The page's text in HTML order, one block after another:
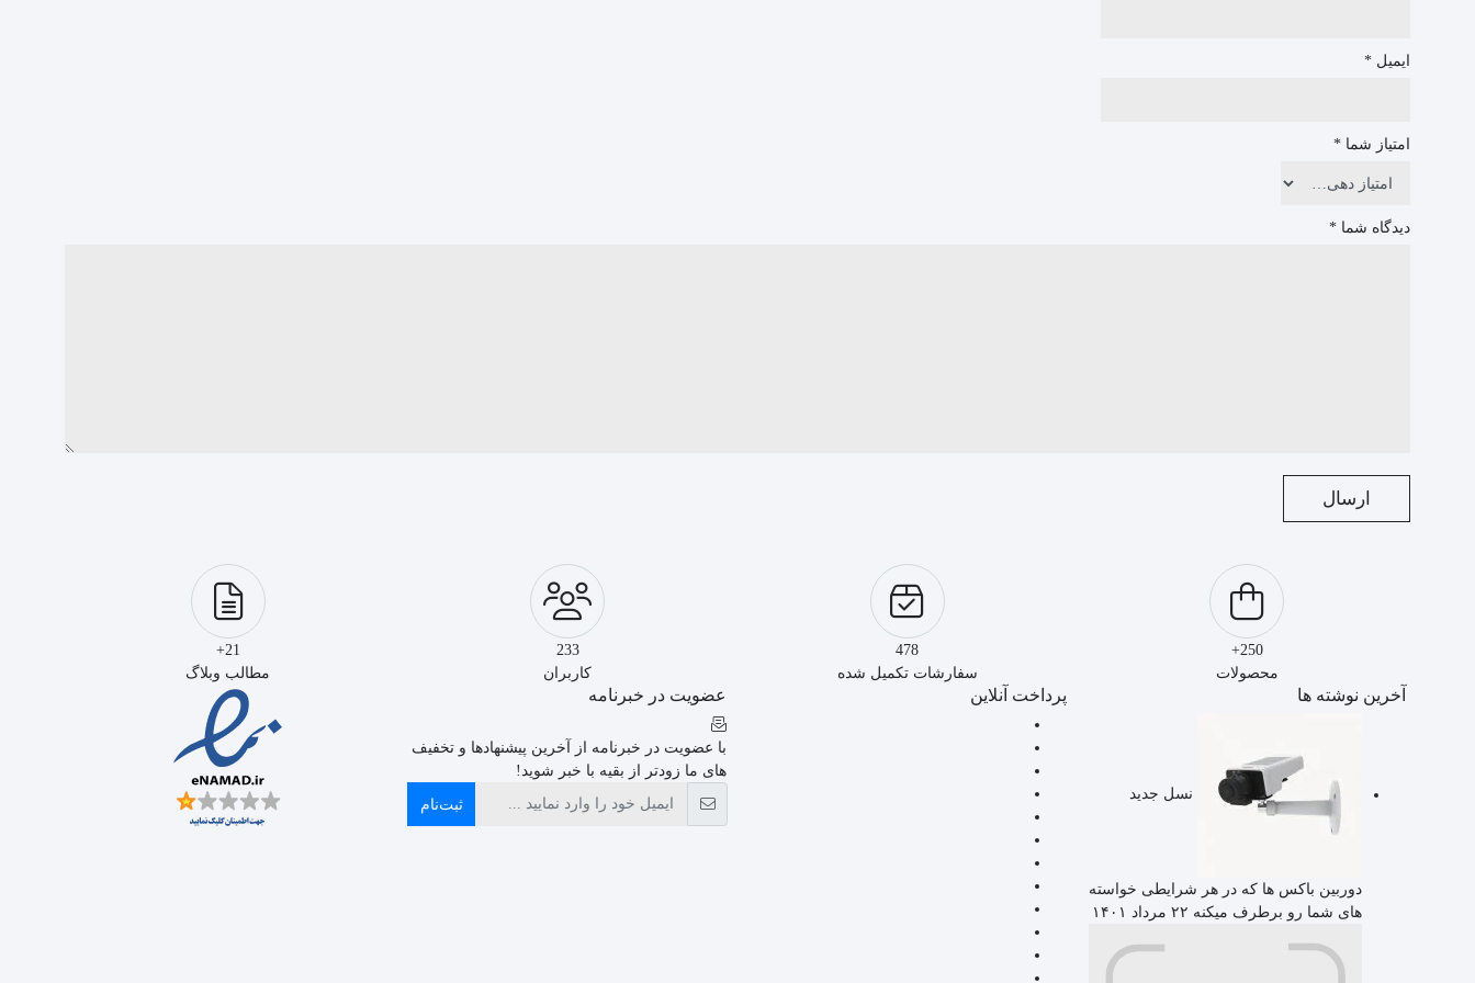
ایمیل *
امتیاز شما *
دیدگاه شما *
250+
محصولات
478
سفارشات تکمیل شده
233
کاربران
21+
مطالب وبلاگ
آخرین نوشته ها
نسل جدید
دوربین باکس ها که در هر شرایطی خواسته
های شما رو برطرف میکنه ۲۲ مرداد ۱۴۰۱
پرداخت آنلاین عضویت در خبرنامه
با عضویت در خبرنامه از آخرین پیشنهادها و تخفیف
های ما زودتر از بقیه با خبر شوید!
ثبت‌نام